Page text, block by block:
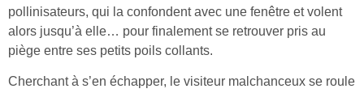
pollinisateurs, qui la confondent avec une fenêtre et volent
alors jusqu’à elle… pour finalement se retrouver pris au
piège entre ses petits poils collants.
Cherchant à s’en échapper, le visiteur malchanceux se roule